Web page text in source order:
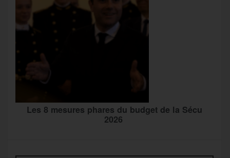
Les 8 mesures phares du budget de la Sécu
2026